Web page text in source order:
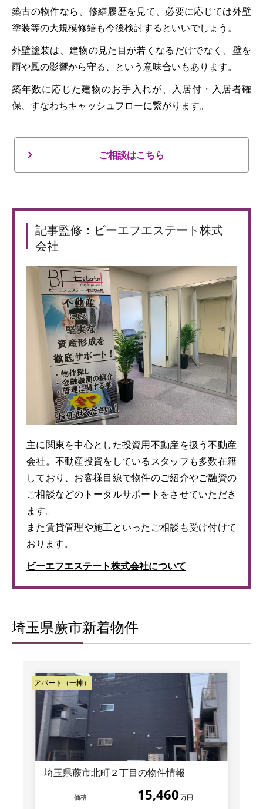
築古の物件なら、修繕履歴を見て、必要に応じては外壁
塗装等の大規模修繕も今後検討するといいでしょう。
外壁塗装は、建物の見た目が若くなるだけでなく、壁を
雨や風の影響から守る、という意味合いもあります。
築年数に応じた建物のお手入れが、入居付・入居者確
保、すなわちキャッシュフローに繋がります。
ご相談はこちら
記事監修：ビーエフエステート株式
会社
主に関東を中心とした投資用不動産を扱う不動産
会社。不動産投資をしているスタッフも多数在籍
しており、お客様目線で物件のご紹介やご融資の
ご相談などのトータルサポートをさせていただき
ます。
また賃貸管理や施工といったご相談も受け付けて
おります。
ビーエフエステート株式会社について
埼玉県蕨市新着物件
アパート（一棟）
埼玉県蕨市北町２丁目の物件情報
価格 15,460 万円